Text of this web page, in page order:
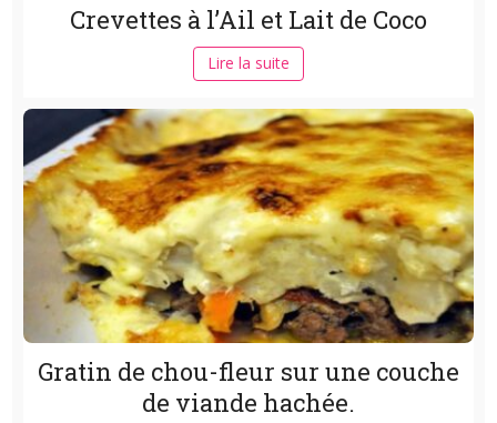
Crevettes à l’Ail et Lait de Coco
Lire la suite
Gratin de chou-fleur sur une couche
de viande hachée.